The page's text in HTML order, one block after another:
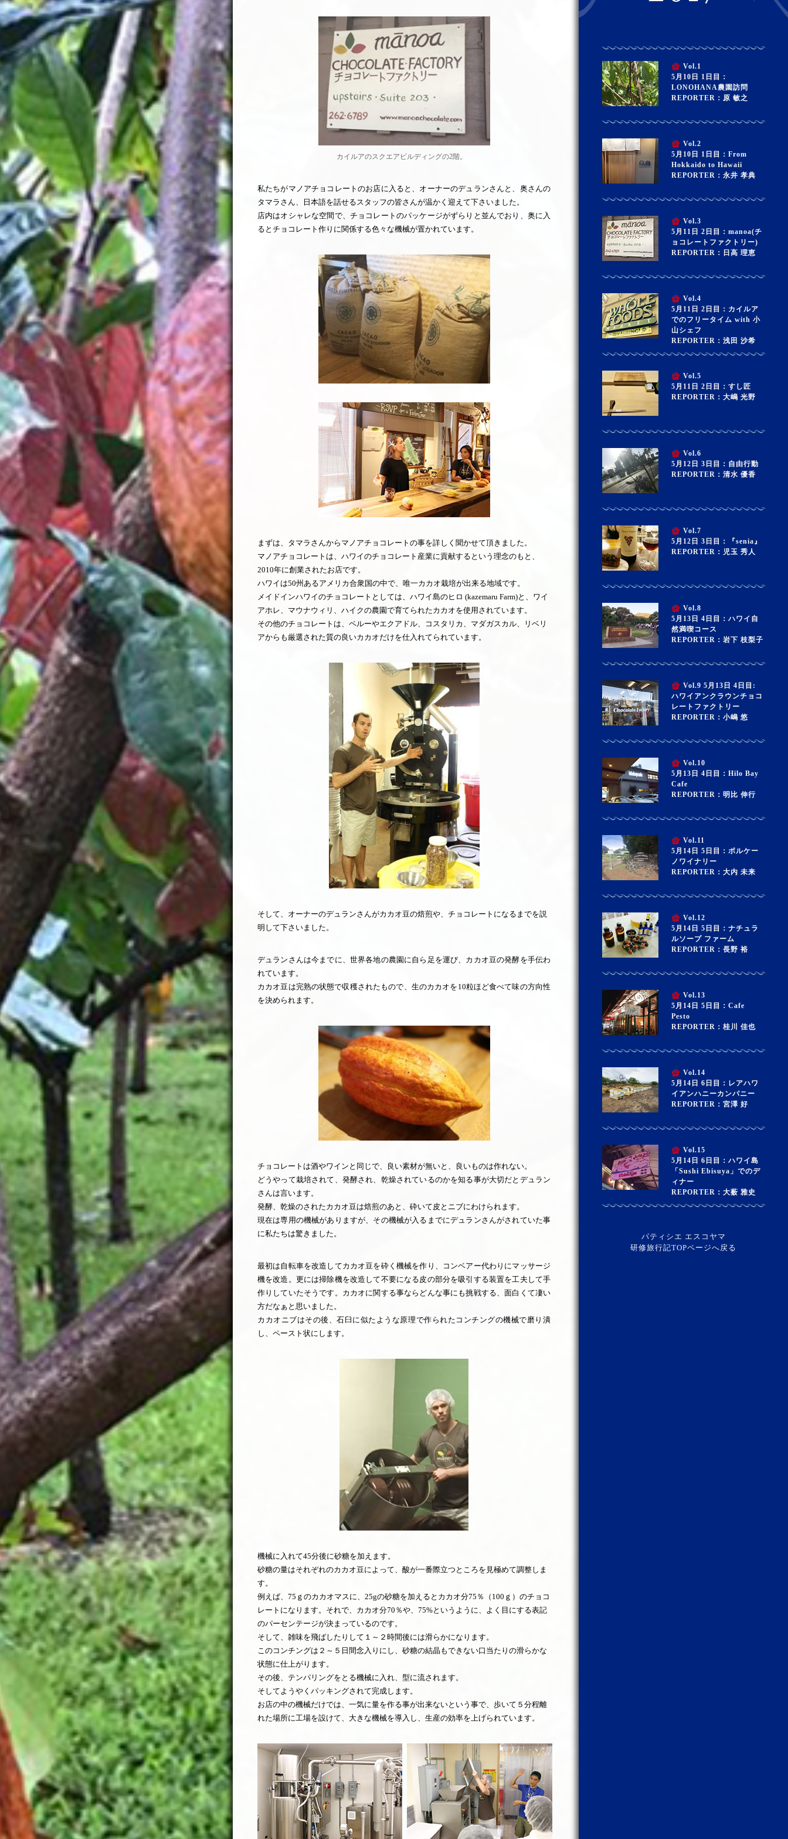
Vol.1
5月10日 1日目：
LONOHANA農園訪問
REPORTER：原 敏之
Vol.2
5月10日 1日目：From
Hokkaido to Hawaii
REPORTER：永井 孝典
Vol.3
5月11日 2日目：manoa(チ
ョコレートファクトリー)
REPORTER：日高 理恵
Vol.4
5月11日 2日目：カイルア
でのフリータイム with 小
山シェフ
REPORTER：浅田 沙希
Vol.5
5月11日 2日目：すし匠
REPORTER：大嶋 光野
Vol.6
5月12日 3日目：自由行動
REPORTER：清水 優香
Vol.7
5月12日 3日目：『senia』
REPORTER：児玉 秀人
Vol.8
5月13日 4日目：ハワイ自
然満喫コース
REPORTER：岩下 枝梨子
Vol.9 5月13日 4日目:
ハワイアンクラウンチョコ
レートファクトリー
REPORTER：小嶋 悠
Vol.10
5月13日 4日目：Hilo Bay
Cafe
REPORTER：明比 伸行
Vol.11
5月14日 5日目：ボルケー
ノワイナリー
REPORTER：大内 未来
Vol.12
5月14日 5日目：ナチュラ
ルソープ ファーム
REPORTER：長野 裕
Vol.13
5月14日 5日目：Cafe
Pesto
REPORTER：桂川 佳也
Vol.14
5月14日 6日目：レアハワ
イアンハニーカンパニー
REPORTER：宮澤 好
Vol.15
5月14日 6日目：ハワイ島
「Sushi Ebisuya」でのデ
ィナー
REPORTER：大薮 雅史
パティシエ エスコヤマ
研修旅行記TOPページへ戻る
カイルアのスクエアビルディングの2階。
私たちがマノアチョコレートのお店に入ると、オーナーのデュランさんと、奥さんの
タマラさん、日本語を話せるスタッフの皆さんが温かく迎えて下さいました。
店内はオシャレな空間で、チョコレートのパッケージがずらりと並んでおり、奥に入
るとチョコレート作りに関係する色々な機械が置かれています。
まずは、タマラさんからマノアチョコレートの事を詳しく聞かせて頂きました。
マノアチョコレートは、ハワイのチョコレート産業に貢献するという理念のもと、
2010年に創業されたお店です。
ハワイは50州あるアメリカ合衆国の中で、唯一カカオ栽培が出来る地域です。
メイドインハワイのチョコレートとしては、ハワイ島のヒロ (kazemaru Farm)と、ワイ
アホレ、マウナウィリ、ハイクの農園で育てられたカカオを使用されています。
その他のチョコレートは、ペルーやエクアドル、コスタリカ、マダガスカル、リベリ
アからも厳選された質の良いカカオだけを仕入れてられています。
そして、オーナーのデュランさんがカカオ豆の焙煎や、チョコレートになるまでを説
明して下さいました。
デュランさんは今までに、世界各地の農園に自ら足を運び、カカオ豆の発酵を手伝わ
れています。
カカオ豆は完熟の状態で収穫されたもので、生のカカオを10粒ほど食べて味の方向性
を決められます。
チョコレートは酒やワインと同じで、良い素材が無いと、良いものは作れない。
どうやって栽培されて、発酵され、乾燥されているのかを知る事が大切だとデュラン
さんは言います。
発酵、乾燥のされたカカオ豆は焙煎のあと、砕いて皮とニブにわけられます。
現在は専用の機械がありますが、その機械が入るまでにデュランさんがされていた事
に私たちは驚きました。
最初は自転車を改造してカカオ豆を砕く機械を作り、コンベアー代わりにマッサージ
機を改造。更には掃除機を改造して不要になる皮の部分を吸引する装置を工夫して手
作りしていたそうです。カカオに関する事ならどんな事にも挑戦する、面白くて凄い
方だなぁと思いました。
カカオニブはその後、石臼に似たような原理で作られたコンチングの機械で磨り潰
し、ペースト状にします。
機械に入れて45分後に砂糖を加えます。
砂糖の量はそれぞれのカカオ豆によって、酸が一番際立つところを見極めて調整しま
す。
例えば、75ｇのカカオマスに、25gの砂糖を加えるとカカオ分75％（100ｇ）のチョコ
レートになります。それで、カカオ分70％や、75%というように、よく目にする表記
のパーセンテージが決まっているのです。
そして、雑味を飛ばしたりして１～２時間後には滑らかになります。
このコンチングは２～５日間念入りにし、砂糖の結晶もできない口当たりの滑らかな
状態に仕上がります。
その後、テンパリングをとる機械に入れ、型に流されます。
そしてようやくパッキングされて完成します。
お店の中の機械だけでは、一気に量を作る事が出来ないという事で、歩いて５分程離
れた場所に工場を設けて、大きな機械を導入し、生産の効率を上げられています。